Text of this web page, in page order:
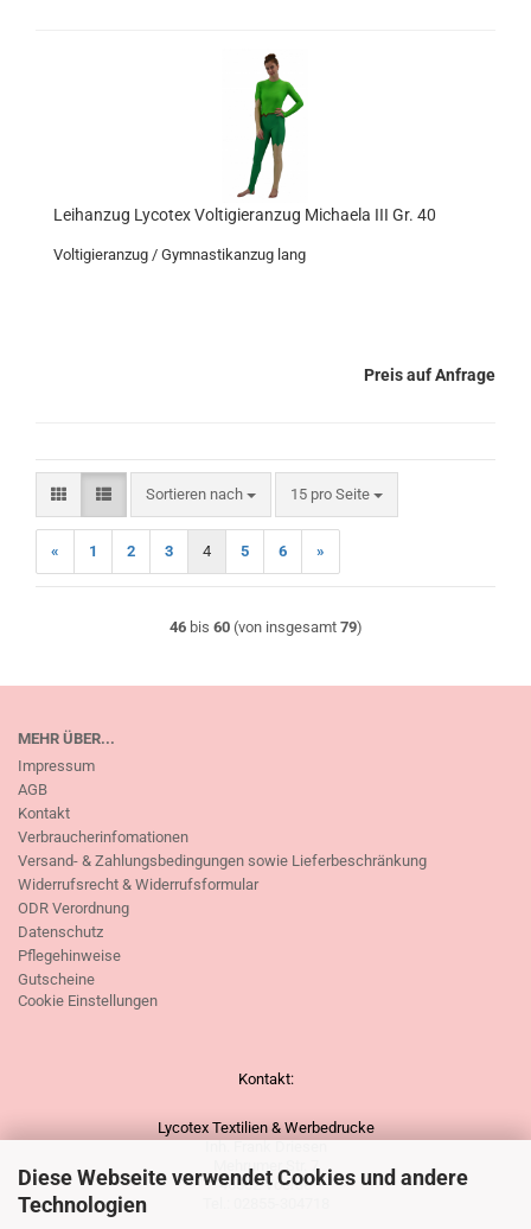
Diese Webseite verwendet Cookies und andere
Technologien
Leihanzug Lycotex Voltigieranzug Michaela III Gr. 40
Voltigieranzug / Gymnastikanzug lang
Preis auf Anfrage
Sortieren nach
Sortieren nach 15 pro Seite
pro Seite
« 1 2 3 4 5 6 »
46bis 60(von insgesamt 79)
MEHR ÜBER...
Impressum
AGB
Kontakt
Verbraucherinfomationen
Versand- & Zahlungsbedingungen sowie Lieferbeschränkung
Widerrufsrecht & Widerrufsformular
ODR Verordnung
Datenschutz
Pflegehinweise
Gutscheine
Cookie Einstellungen
Kontakt:
Lycotex Textilien & Werbedrucke
Mehrumer Str. 7
46562 Voerde